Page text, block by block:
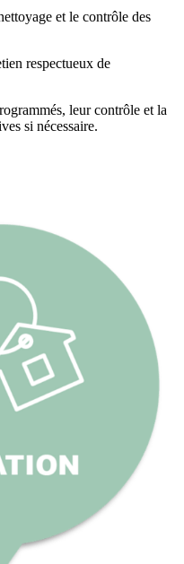
et le contrôle des
respectueux de
leur contrôle et la
si nécessaire.